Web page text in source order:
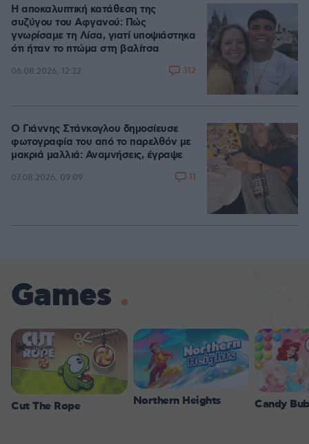
Η αποκαλυπτική κατάθεση της
συζύγου του Αφγανού: Πώς
γνωρίσαμε τη Λίσα, γιατί υποψιάστηκα
ότι ήταν το πτώμα στη βαλίτσα
06.08.2026, 12:32 312
Ο Γιάννης Στάνκογλου δημοσίευσε
φωτογραφία του από το παρελθόν με
μακριά μαλλιά: Αναμνήσεις, έγραψε
07.08.2026, 09:09 11
Games
Cut The Rope Northern Heights Candy